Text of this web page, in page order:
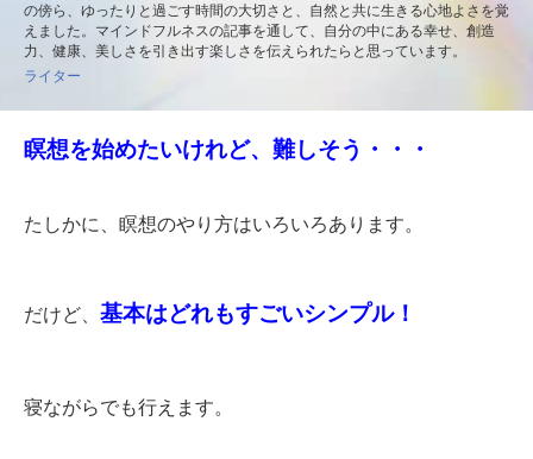
の傍ら、ゆったりと過ごす時間の大切さと、自然と共に生きる心地よさを覚
えました。マインドフルネスの記事を通して、自分の中にある幸せ、創造
力、健康、美しさを引き出す楽しさを伝えられたらと思っています。
ライター
瞑想を始めたいけれど、難しそう・・・
たしかに、瞑想のやり方はいろいろあります。
だけど、 基本はどれもすごいシンプル！
寝ながらでも行えます。